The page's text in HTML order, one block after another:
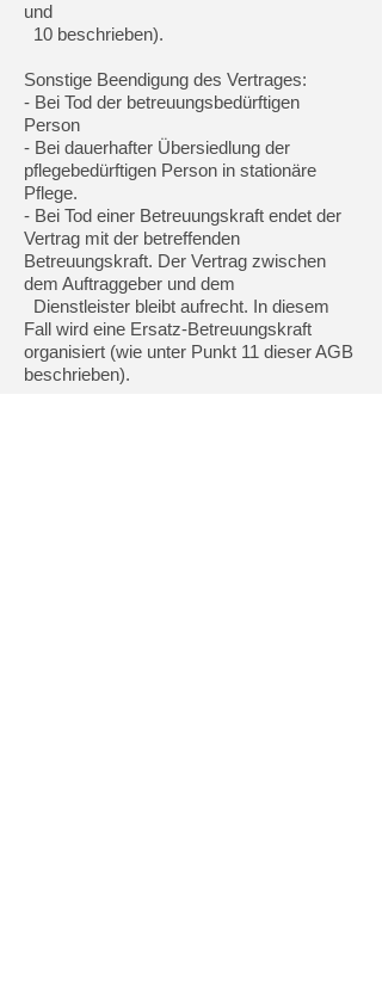
und
10 beschrieben).
Sonstige Beendigung des Vertrages:
- Bei Tod der betreuungsbedürftigen
Person
- Bei dauerhafter Übersiedlung der
pflegebedürftigen Person in stationäre
Pflege.
- Bei Tod einer Betreuungskraft endet der
Vertrag mit der betreffenden
Betreuungskraft. Der Vertrag zwischen
dem Auftraggeber und dem
Dienstleister bleibt aufrecht. In diesem
Fall wird eine Ersatz-Betreuungskraft
organisiert (wie unter Punkt 11 dieser AGB
beschrieben).